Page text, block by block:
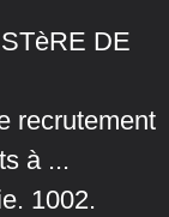
DE
recrutement
à ...
1002.